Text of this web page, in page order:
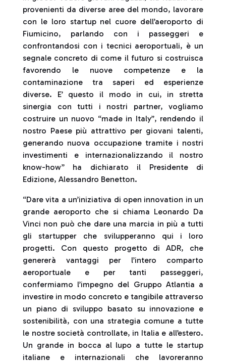
provenienti da diverse aree del mondo, lavorare
con le loro startup nel cuore dell’aeroporto di
Fiumicino, parlando con i passeggeri e
confrontandosi con i tecnici aeroportuali, è un
segnale concreto di come il futuro si costruisca
favorendo le nuove competenze e la
contaminazione tra saperi ed esperienze
diverse. E’ questo il modo in cui, in stretta
sinergia con tutti i nostri partner, vogliamo
costruire un nuovo “made in Italy”, rendendo il
nostro Paese più attrattivo per giovani talenti,
generando nuova occupazione tramite i nostri
investimenti e internazionalizzando il nostro
know-how” ha dichiarato il Presidente di
Edizione, Alessandro Benetton.
“Dare vita a un’iniziativa di open innovation in un
grande aeroporto che si chiama Leonardo Da
Vinci non può che dare una marcia in più a tutti
gli startupper che svilupperanno qui i loro
progetti. Con questo progetto di ADR, che
genererà vantaggi per l’intero comparto
aeroportuale e per tanti passeggeri,
confermiamo l’impegno del Gruppo Atlantia a
investire in modo concreto e tangibile attraverso
un piano di sviluppo basato su innovazione e
sostenibilità, con una strategia comune a tutte
le nostre società controllate, in Italia e all’estero.
Un grande in bocca al lupo a tutte le startup
italiane e internazionali che lavoreranno